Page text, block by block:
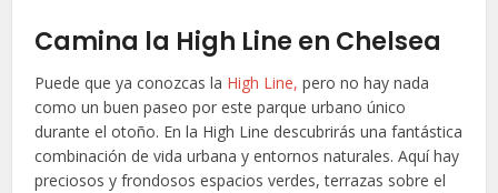
Camina la High Line en Chelsea
Puede que ya conozcas la High Line, pero no hay nada
como un buen paseo por este parque urbano único
durante el otoño. En la High Line descubrirás una fantástica
combinación de vida urbana y entornos naturales. Aquí hay
preciosos y frondosos espacios verdes, terrazas sobre el